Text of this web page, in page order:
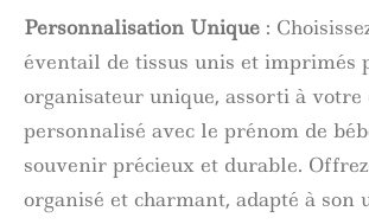
Personnalisation Unique :
éventail de tissus unis et imprimés
organisateur unique, assorti à votre
personnalisé avec le prénom de
souvenir précieux et durable.
organisé et charmant, adapté à son